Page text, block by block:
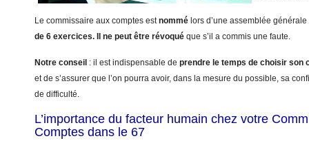
Le commissaire aux comptes estnommé lors d’une assemblée
de 6 exercices.
Il ne peut être révoqué que s’il a commis une faute.
Notre conseil : il est indispensable de prendre le temps de choisir son
et de s’assurer que l’on pourra avoir, dans la mesure du possible, sa
de difficulté.
L’importance du facteur humain chez votre
Comptes dans le 67